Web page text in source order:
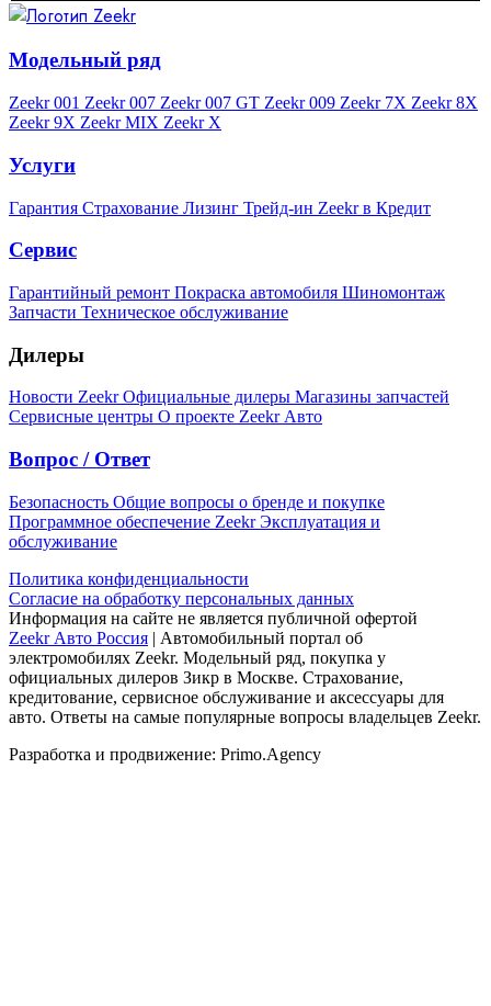
Модельный ряд
Zeekr 001 Zeekr 007 Zeekr 007 GT Zeekr 009 Zeekr 7X Zeekr 8X
Zeekr 9X Zeekr MIX Zeekr X
Услуги
Гарантия Страхование Лизинг Трейд-ин Zeekr в Кредит
Сервис
Гарантийный ремонт Покраска автомобиля Шиномонтаж
Запчасти Техническое обслуживание
Дилеры
Новости ZeekrОфициальные дилеры Магазины запчастей
Сервисные центры О проекте Zeekr Авто
Вопрос / Ответ
Безопасность Общие вопросы о бренде и покупке
Программное обеспечение ZeekrЭксплуатация и
обслуживание
Политика конфиденциальности
Согласие на обработку персональных данных
Информация на сайте не является публичной офертой
Zeekr Авто Россия | Автомобильный портал об
электромобилях Zeekr. Модельный ряд, покупка у
официальных дилеров Зикр в Москве. Страхование,
кредитование, сервисное обслуживание и аксессуары для
авто. Ответы на самые популярные вопросы владельцев Zeekr.
Разработка и продвижение: Primo.Agency